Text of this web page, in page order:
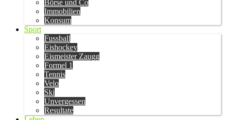
Börse und Co
Immobilien
Konsum
Sport
Fussball
Eishockey
Eismeister Zaugg
Formel 1
Tennis
Velo
Ski
Unvergessen
Resultate